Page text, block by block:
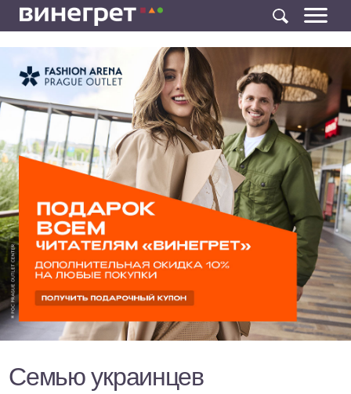
Семью украинцев